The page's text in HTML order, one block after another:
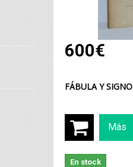
600€
FÁBULA Y SIGNO
Más
En stock